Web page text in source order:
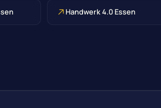
Handwerk 4.0 Essen